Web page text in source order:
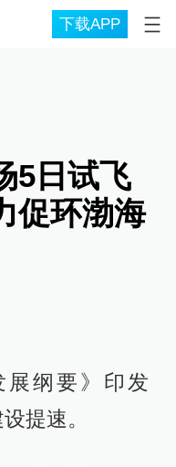
下载APP
5日试飞
促环渤海
展纲要》印发
提速。